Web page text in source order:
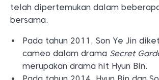
telah dipertemukan dalam
bersama.
Pada tahun 2011, Son Ye Jin
cameo dalam drama Secret
merupakan drama hit Hyun Bin.